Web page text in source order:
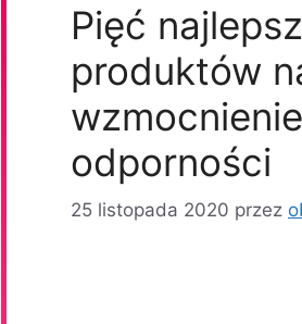
Pięć
produktów
wzmocnienie
odporności
25 listopada 2020 przez